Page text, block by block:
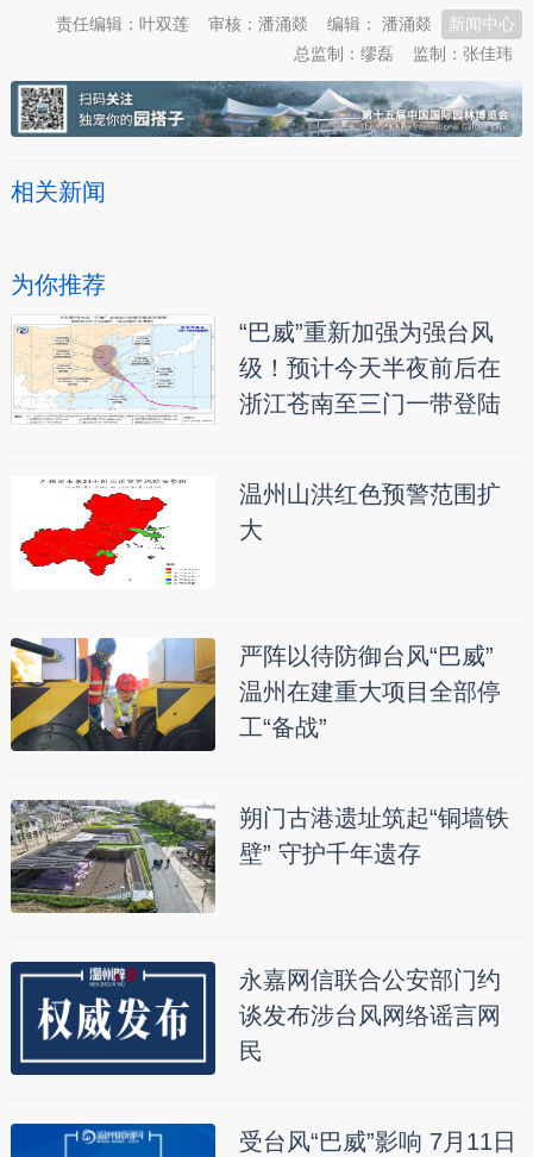
新闻中心
编辑： 潘涌燚
审核：潘涌燚
责任编辑：叶双莲
监制：张佳玮
总监制：缪磊
相关新闻
为你推荐
“巴威”重新加强为强台风
级！预计今天半夜前后在
浙江苍南至三门一带登陆
温州山洪红色预警范围扩
大
严阵以待防御台风“巴威”
温州在建重大项目全部停
工“备战”
朔门古港遗址筑起“铜墙铁
壁” 守护千年遗存
永嘉网信联合公安部门约
谈发布涉台风网络谣言网
民
受台风“巴威”影响 7月11日